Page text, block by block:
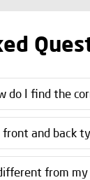
do I find the
front and back
from my